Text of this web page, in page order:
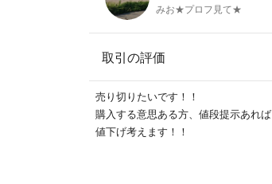
みお★プロフ見て★
取引の評価
売り切りたいです！！
購入する意思ある方、値段提示あれば
値下げ考えます！！